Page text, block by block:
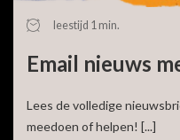
leestijd 1 min.
Email nieuws
Lees de volledige
meedoen of helpen! [...]